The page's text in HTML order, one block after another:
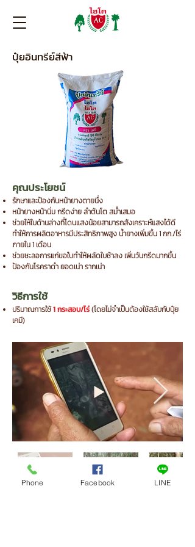
ปุ๋ยอินทรีย์สีฟ้า
คุณประโยชน์
รักษาและป้องกันหน้ายางตายนึ่ง
หน้ายางหน้านิ่ม กรีดง่าย ลำต้นโต สม่ำเสมอ
ช่วยให้ใบด้านล่างที่โดนแสงน้อยสามารถสังเคราะห์แสงได้ดี
ทำให้การผลิตอาหารมีประสิทธิภาพสูง น้ำยางเพิ่มขึ้น 1 กก./ไร่
ภายใน 1 เดือน
ช่วยชะลอการแก่ขอใบทำให้ผลัดใบช้าลง เพิ่มวันกรีดมากขึ้น
ป้องกันโรคราดำ ยอดเน่า รากเน่า
วิธีการใช้
ปริมาณการใช้1 กระสอบ/ไร่(โดยไม่จำเป็นต้องใช้สลับกับปุ๋ย
เคมี)
Phone Facebook LINE